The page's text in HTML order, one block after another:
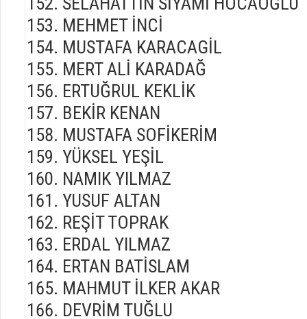
MEHMET İNCİ
MUSTAFA KARACAGİL
MERT ALİ KARADAĞ
ERTUĞRUL KEKLİK
BEKİR KENAN
MUSTAFA SOFİKERİM
YÜKSEL YEŞİL
NAMIK YILMAZ
YUSUF ALTAN
REŞİT TOPRAK
ERDAL YILMAZ
ERTAN BATİSLAM
MAHMUT İLKER AKAR
DEVRİM TUĞLU